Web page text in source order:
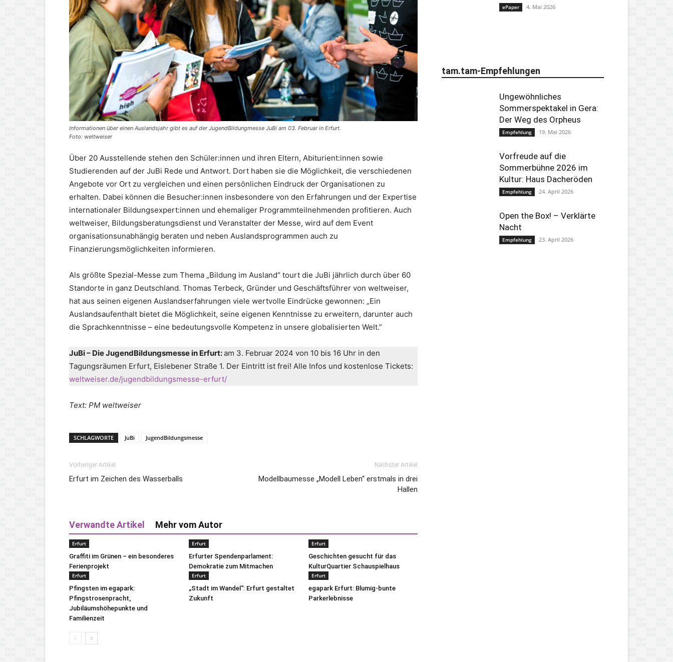
Informationen über einen Auslandsjahr gibt es auf der JugendBildungmesse JuBi am 03. Februar in Erfurt.
Foto: weltweiser
Über 20 Ausstellende stehen den Schüler:innen und ihren Eltern, Abiturient:innen sowie
Studierenden auf der JuBi Rede und Antwort. Dort haben sie die Möglichkeit, die verschiedenen
Angebote vor Ort zu vergleichen und einen persönlichen Eindruck der Organisationen zu
erhalten. Dabei können die Besucher:innen insbesondere von den Erfahrungen und der Expertise
internationaler Bildungsexpert:innen und ehemaliger Programmteilnehmenden profitieren. Auch
weltweiser, Bildungsberatungsdienst und Veranstalter der Messe, wird auf dem Event
organisationsunabhängig beraten und neben Auslandsprogrammen auch zu
Finanzierungsmöglichkeiten informieren.
Als größte Spezial-Messe zum Thema „Bildung im Ausland“ tourt die JuBi jährlich durch über 60
Standorte in ganz Deutschland. Thomas Terbeck, Gründer und Geschäftsführer von weltweiser,
hat aus seinen eigenen Auslandserfahrungen viele wertvolle Eindrücke gewonnen: „Ein
Auslandsaufenthalt bietet die Möglichkeit, seine eigenen Kenntnisse zu erweitern, darunter auch
die Sprachkenntnisse – eine bedeutungsvolle Kompetenz in unsere globalisierten Welt.”
JuBi – Die JugendBildungsmesse in Erfurt:am 3. Februar 2024 von 10 bis 16 Uhr in den
Tagungsräumen Erfurt, Eislebener Straße 1. Der Eintritt ist frei! Alle Infos und kostenlose Tickets:
weltweiser.de/jugendbildungsmesse-erfurt/
Text: PM weltweiser
SCHLAGWORTE JuBi JugendBildungsmesse
Vorheriger Artikel
Erfurt im Zeichen des Wasserballs
Nächster Artikel
Modellbaumesse „Modell Leben“ erstmals in drei
Hallen
Verwandte Artikel Mehr vom Autor
Erfurt
Graffiti im Grünen – ein besonderes
Ferienprojekt
Erfurt
Erfurter Spendenparlament:
Demokratie zum Mitmachen
Erfurt
Geschichten gesucht für das
KulturQuartier Schauspielhaus
Erfurt
Pfingsten im egapark:
Pfingstrosenpracht,
Jubiläumshöhepunkte und
Familienzeit
Erfurt
„Stadt im Wandel“: Erfurt gestaltet
Zukunft
Erfurt
egapark Erfurt: Blumig-bunte
Parkerlebnisse
ePaper 4. Mai 2026
tam.tam-Empfehlungen
Ungewöhnliches
Sommerspektakel in Gera:
Der Weg des Orpheus
Empfehlung 19. Mai 2026
Vorfreude auf die
Sommerbühne 2026 im
Kultur: Haus Dacheröden
Empfehlung 24. April 2026
Open the Box! – Verklärte
Nacht
Empfehlung 23. April 2026